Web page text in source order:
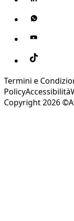
Termini e
PolicyAccessibilità
Copyright 2026